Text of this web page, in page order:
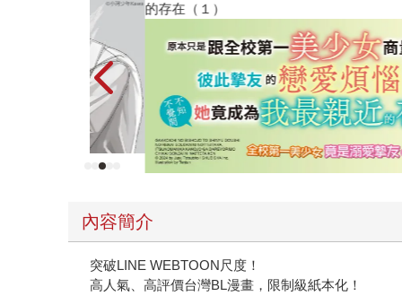
的存在（１）
內容簡介
突破LINE WEBTOON尺度！
高人氣、高評價台灣BL漫畫，限制級紙本化！